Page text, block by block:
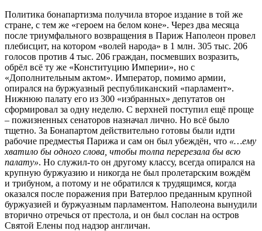
Политика бонапартизма получила второе издание в той же
стране, с тем же «героем на белом коне». Через два месяца
после триумфального возвращения в Париж Наполеон провел
плебисцит, на котором «волей народа» в 1 млн. 305 тыс. 206
голосов против 4 тыс. 206 граждан, посмевших возразить,
обрёл всё ту же «Конституцию Империи», но с
«Дополнительным актом». Император, помимо армии,
опирался на буржуазный республиканский «парламент».
Нижнюю палату его из 300 «избранных» депутатов он
сформировал за одну неделю. С верхней поступил ещё проще
– пожизненных сенаторов назначал лично. Но всё было
тщетно. За Бонапартом действительно готовы были идти
рабочие предместья Парижа и сам он был убеждён, что «…ему
хватило бы одного слова, чтобы толпа перерезала бы всю
палату». Но служил-то он другому классу, всегда опирался на
крупную буржуазию и никогда не был пролетарским вождём
и трибуном, а потому и не обратился к трудящимся, когда
оказался после поражения при Ватерлоо преданным крупной
буржуазией и буржуазным парламентом. Наполеона вынудили
вторично отречься от престола, и он был сослан на остров
Святой Елены под надзор англичан.